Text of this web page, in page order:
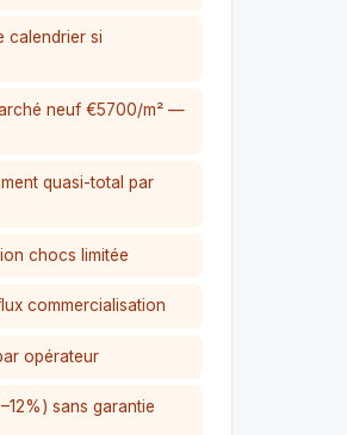
calendrier si
neuf €5700/m² —
quasi-total par
chocs limitée
commercialisation
opérateur
sans garantie